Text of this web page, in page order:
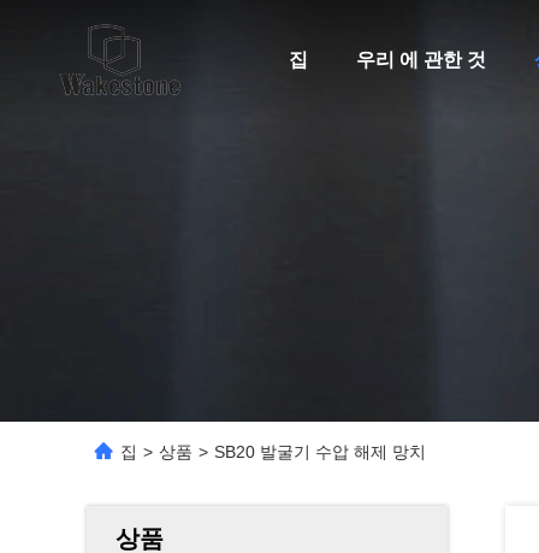
집 우리 에 관한 것
집 > 상품 > SB20 발굴기 수압 해제 망치
상품